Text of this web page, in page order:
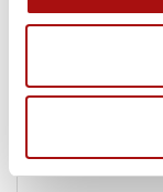
významných
Sobota,